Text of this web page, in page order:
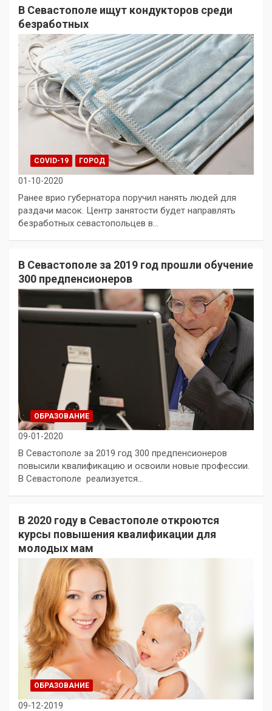
В Севастополе ищут кондукторов среди
безработных
COVID-19 ГОРОД
01-10-2020
Ранее врио губернатора поручил нанять людей для
раздачи масок. Центр занятости будет направлять
безработных севастопольцев в…
В Севастополе за 2019 год прошли обучение
300 предпенсионеров
ОБРАЗОВАНИЕ
09-01-2020
В Севастополе за 2019 год 300 предпенсионеров
повысили квалификацию и освоили новые профессии.
В Севастополе реализуется…
В 2020 году в Севастополе откроются
курсы повышения квалификации для
молодых мам
ОБРАЗОВАНИЕ
09-12-2019